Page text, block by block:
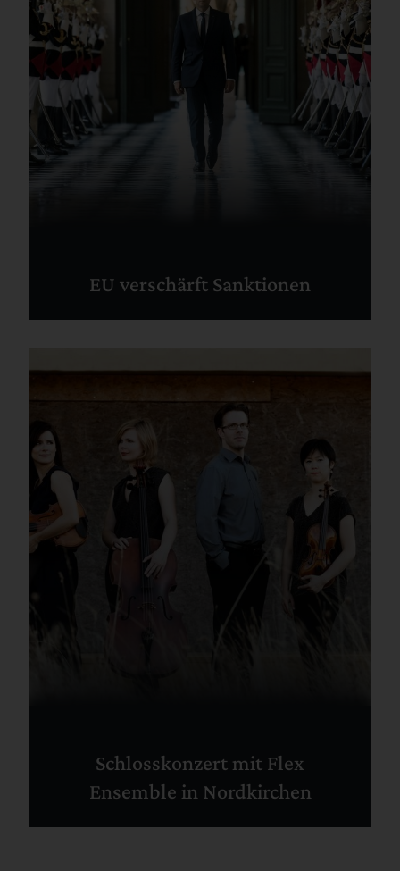
EU verschärft Sanktionen
Schlosskonzert mit Flex
Ensemble in Nordkirchen